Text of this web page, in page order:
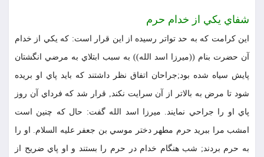
شفاي يكي از خدام حرم
اين كرامت كه به حد تواتر رسيده از اين قرار است: كه يكي از خدام
آن حضرت بنام ((ميرزا اسد الله)) به سبب ابتلاي به مرضي انگشتان
پايش سياه شده بود;جراحان اتفاق نظر داشتند كه بايد پاي او بريده
شود تا مرض به بالاتر از آن سرايت نكند, قرار شد كه فرداي آن روز
پاي او را جراحي نمايند. ميرزا اسد الله گفت: حال كه چنين است
امشب مرا ببريد حرم مطهر دختر موسي بن جعفر عليه السلام. او را
به حرم بردند; شب هنگام خدام در حرم را بستند و او پاي ضريح از